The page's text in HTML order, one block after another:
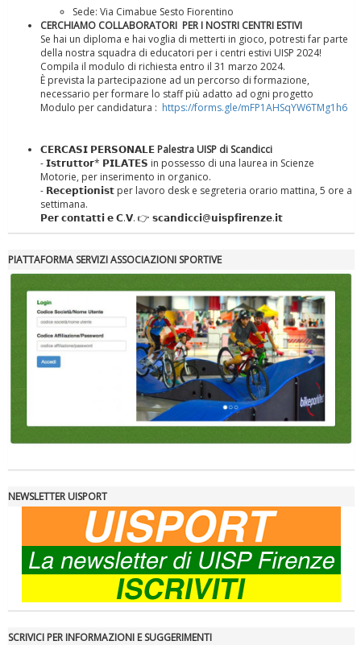
La formazione Uisp rallenta ma prosegue anche in estate
Tiziano Pesce nel Cda di Fondazione Terzjus: prima riunione a
Sede: Via Cimabue Sesto Fiorentino
CERCHIAMO COLLABORATORI PER I NOSTRI CENTRI ESTIVI
Se hai un diploma e hai voglia di metterti in gioco, potresti far parte
della nostra squadra di educatori per i centri estivi UISP 2024!
Compila il modulo di richiesta entro il 31 marzo 2024.
È prevista la partecipazione ad un percorso di formazione,
necessario per formare lo staff più adatto ad ogni progetto
Modulo per candidatura : https://forms.gle/mFP1AHSqYW6TMg1h6
𝗖𝗘𝗥𝗖𝗔𝗦𝗜 𝗣𝗘𝗥𝗦𝗢𝗡𝗔𝗟𝗘 Palestra UISP di Scandicci
- 𝗜𝘀𝘁𝗿𝘂𝘁𝘁𝗼𝗿* 𝗣𝗜𝗟𝗔𝗧𝗘𝗦 in possesso di una laurea in Scienze
Motorie, per inserimento in organico.
- 𝗥𝗲𝗰𝗲𝗽𝘁𝗶𝗼𝗻𝗶𝘀𝘁 per lavoro desk e segreteria orario mattina, 5 ore a
settimana.
𝗣𝗲𝗿 𝗰𝗼𝗻𝘁𝗮𝘁𝘁𝗶 𝗲 𝗖.𝗩. 👉 𝘀𝗰𝗮𝗻𝗱𝗶𝗰𝗰𝗶@𝘂𝗶𝘀𝗽𝗳𝗶𝗿𝗲𝗻𝘇𝗲.𝗶𝘁
PIATTAFORMA SERVIZI ASSOCIAZIONI SPORTIVE
NEWSLETTER UISPORT
SCRIVICI PER INFORMAZIONI E SUGGERIMENTI